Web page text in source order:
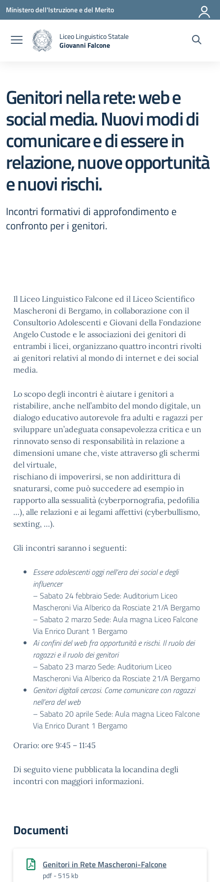
Vai ai contenuti
Vai al menu di navigazione
Vai al footer
Ministero dell'Istruzione e del Merito
Liceo Linguistico Statale
Giovanni Falcone
Genitori nella rete: web e
social media. Nuovi modi di
comunicare e di essere in
relazione, nuove opportunità
e nuovi rischi.
Incontri formativi di approfondimento e
confronto per i genitori.
Il Liceo Linguistico Falcone ed il Liceo Scientifico
Mascheroni di Bergamo, in collaborazione con il
Consultorio Adolescenti e Giovani della Fondazione
Angelo Custode e le associazioni dei genitori di
entrambi i licei, organizzano quattro incontri rivolti
ai genitori relativi al mondo di internet e dei social
media.
Lo scopo degli incontri è aiutare i genitori a
ristabilire, anche nell’ambito del mondo digitale, un
dialogo educativo autorevole fra adulti e ragazzi per
sviluppare un’adeguata consapevolezza critica e un
rinnovato senso di responsabilità in relazione a
dimensioni umane che, viste attraverso gli schermi
del virtuale,
rischiano di impoverirsi, se non addirittura di
snaturarsi, come può succedere ad esempio in
rapporto alla sessualità (cyberpornografia, pedofilia
…), alle relazioni e ai legami affettivi (cyberbullismo,
sexting, …).
Gli incontri saranno i seguenti:
Essere adolescenti oggi nell’era dei social e degli
influencer
– Sabato 24 febbraio Sede: Auditorium Liceo
Mascheroni Via Alberico da Rosciate 21/A Bergamo
– Sabato 2 marzo Sede: Aula magna Liceo Falcone
Via Enrico Durant 1 Bergamo
Ai confini del web fra opportunità e rischi. Il ruolo dei
ragazzi e il ruolo dei genitori
– Sabato 23 marzo Sede: Auditorium Liceo
Mascheroni Via Alberico da Rosciate 21/A Bergamo
Genitori digitali cercasi. Come comunicare con ragazzi
nell’era del web
– Sabato 20 aprile Sede: Aula magna Liceo Falcone
Via Enrico Durant 1 Bergamo
Orario: ore 9:45 – 11:45
Di seguito viene pubblicata la locandina degli
incontri con maggiori informazioni.
Documenti
Genitori in Rete Mascheroni-Falcone
pdf - 515 kb